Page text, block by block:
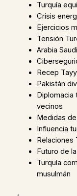
Turquía
Crisis
Ejercicios
Tensión
Arabia
Recep
Pakistán
Diplomacia
vecinos
Medidas
Influencia
Relaciones
Futuro de
Turquía
musulmán